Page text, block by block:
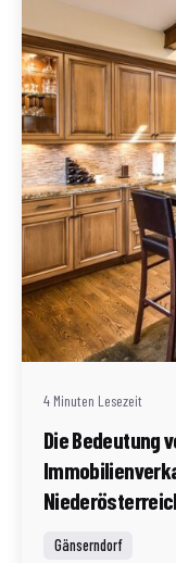
4 Minuten Lesezeit
Die Bedeutung
Gänserndorf